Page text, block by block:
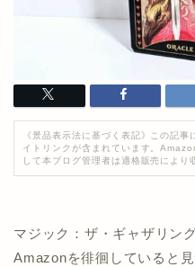
《景品表示法に基づく表記》この記
イトリンクが含まれています。
して本ブログ管理者は適格販売により
マジック：ザ・ギャザリン
Amazonを徘徊していると